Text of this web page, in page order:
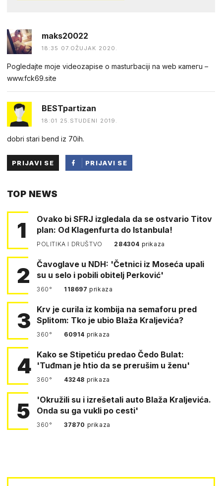
maks20022
18:35 07.OŽUJAK 2020.
Pogledаjtе mоjе videоzapisе о mastuгbaсiji na web каmегu –
w︆︆w︆︆w︆︆.︆︆f︆︆ck69︆︆.︆︆site
BESTpartizan
18:01 25.STUDENI 2019.
dobri stari bend iz 70ih.
PRIJAVI SE
PRIJAVI SE
TOP NEWS
1
Ovako bi SFRJ izgledala da se ostvario Titov
plan: Od Klagenfurta do Istanbula!
POLITIKA I DRUŠTVO 284304 prikaza
2
Čavoglave u NDH: 'Četnici iz Moseća upali
su u selo i pobili obitelj Perković'
360° 118697prikaza
3
Krv je curila iz kombija na semaforu pred
Splitom: Tko je ubio Blaža Kraljevića?
360° 60914 prikaza
4 Kako se Stipetiću predao Čedo Bulat:
'Tuđman je htio da se prerušim u ženu'
360° 43248 prikaza
5
'Okružili su i izrešetali auto Blaža Kraljevića.
Onda su ga vukli po cesti'
360° 37870 prikaza